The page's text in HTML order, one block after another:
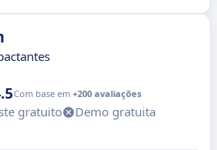
Com base em +200 avaliações
gratuito
Demo gratuita